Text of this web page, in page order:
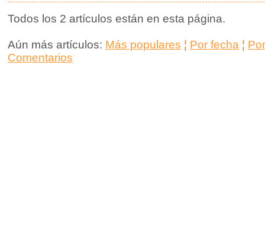
Todos los 2 artículos están en esta página.
Aún más artículos: Más populares ¦ Por fecha ¦
Comentarios